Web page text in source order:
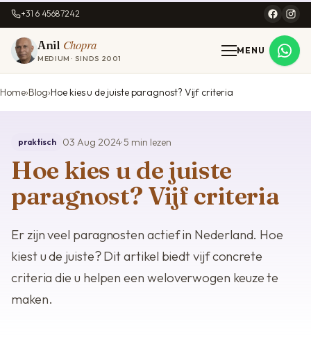
+31 6 45687242
Anil Chopra
MEDIUM · SINDS 2001
MENU
Home Blog Hoe kies u de juiste paragnost? Vijf criteria
praktisch 03 Aug 2024· 5 min lezen
Hoe kies u de juiste
paragnost? Vijf criteria
Er zijn veel paragnosten actief in Nederland. Hoe
kiest u de juiste? Dit artikel biedt vijf concrete
criteria die u helpen een weloverwogen keuze te
maken.